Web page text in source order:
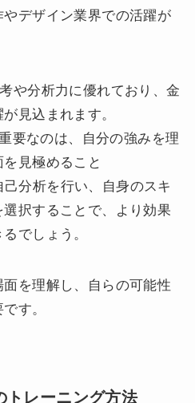
デザイン業界での活躍が
や分析力に優れており、金
見込まれます。
要なのは、自分の強みを理
見極めること
分析を行い、自身のスキ
択することで、より効果
でしょう。
を理解し、自らの可能性
す。
トレーニング方法